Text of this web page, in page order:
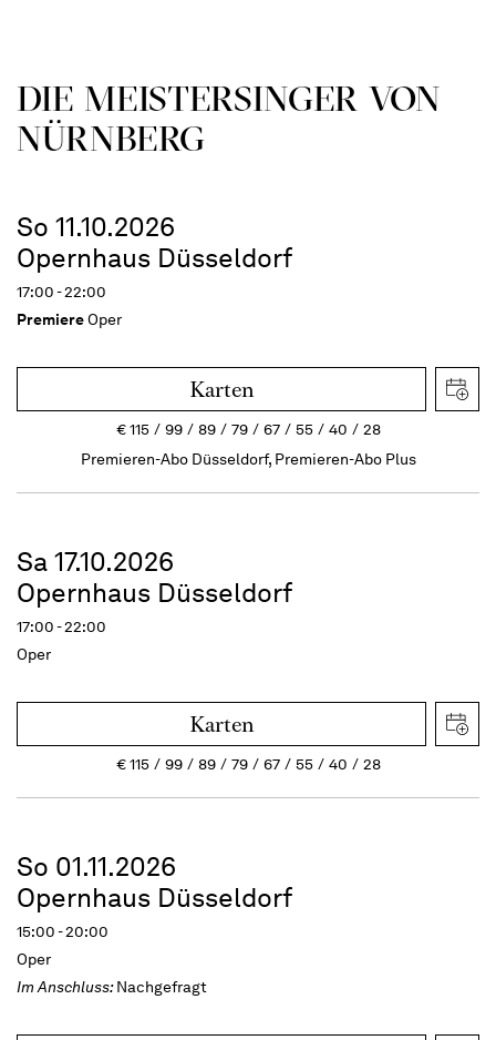
DIE MEISTERSINGER VON
NÜRNBERG
So 11.10.2026
Opernhaus Düsseldorf
17:00 - 22:00
PremiereOper
Karten
€115 99 89 79 67 55 40
28
Premieren-Abo Düsseldorf, Premieren-Abo Plus
Sa 17.10.2026
Opernhaus Düsseldorf
17:00 - 22:00
Oper
Karten
€115 99 89 79 67 55 40 28
So 01.11.2026
Opernhaus Düsseldorf
15:00 - 20:00
Oper
Im Anschluss:Nachgefragt